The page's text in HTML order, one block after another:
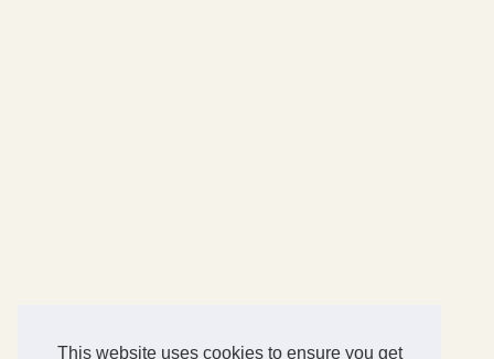
This website uses cookies to ensure you get